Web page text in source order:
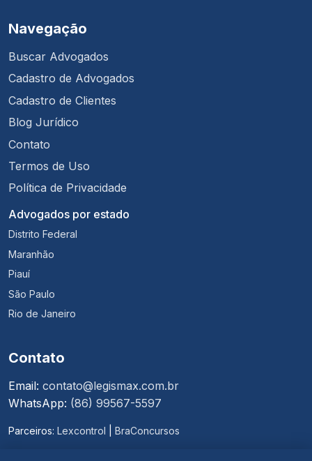
Navegação
Buscar Advogados
Cadastro de Advogados
Cadastro de Clientes
Blog Jurídico
Contato
Termos de Uso
Política de Privacidade
Advogados por estado
Distrito Federal
Maranhão
Piauí
São Paulo
Rio de Janeiro
Contato
Email: contato@legismax.com.br
WhatsApp: (86) 99567-5597
Parceiros: Lexcontrol BraConcursos